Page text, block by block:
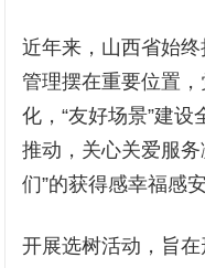
近年来，山西省始
管理摆在重要位置
化，“友好场景”建
推动，关心关爱服
们”的获得感幸福感
开展选树活动，旨